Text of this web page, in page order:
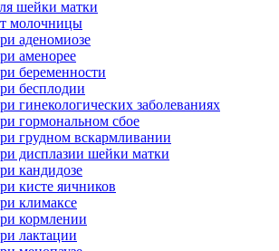
шейки матки
молочницы
аденомиозе
аменорее
беременности
бесплодии
гинекологических заболеваниях
гормональном сбое
грудном вскармливании
дисплазии шейки матки
кандидозе
кисте яичников
климаксе
кормлении
лактации